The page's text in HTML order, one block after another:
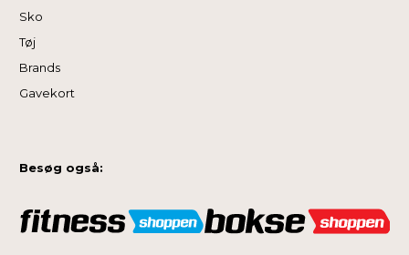
Sko
Tøj
Brands
Gavekort
Besøg også: